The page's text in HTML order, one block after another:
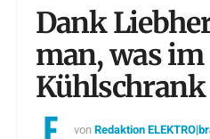
Dank
man, was im
vonRedaktion